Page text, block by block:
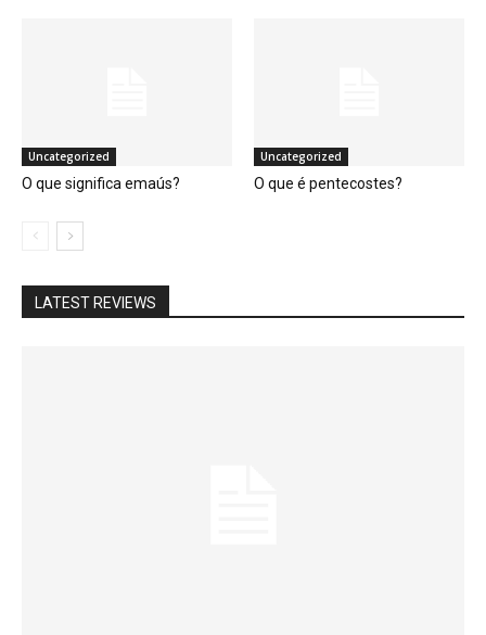
Uncategorized
O que significa emaús?
Uncategorized
O que é pentecostes?
LATEST REVIEWS